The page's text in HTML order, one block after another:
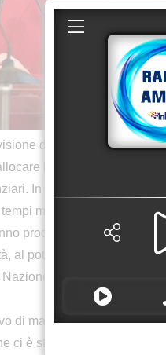
del Pnrr che nasce da
le risorse in maniera
In particolare, abbiamo
molto stringenti previsti
producendo risultati
al potenziamento delle
Così il presidente
di mantenere il primato
ci è stato di recente